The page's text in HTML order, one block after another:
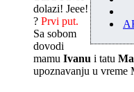
dolazi! Jeee!
? Prvi put.
Sa sobom
dovodi
mamu Ivanu i tatu
upoznavanju u vreme